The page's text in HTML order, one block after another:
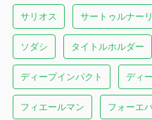
サリオス サートゥルナー
ソダシ タイトルホルダー
ディープインパクト ディ
フィエールマン フォーエ